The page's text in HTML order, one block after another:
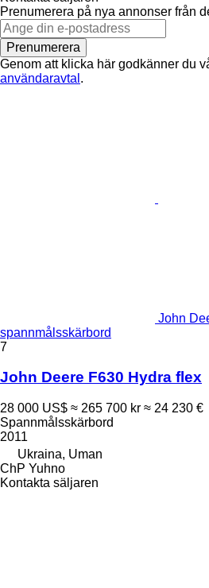
Prenumerera på nya annonser från
Prenumerera
Genom att klicka här godkänner du
användaravtal .
John
spannmålsskärbord
7
John Deere F630 Hydra flex
28 000 US$ ≈ 265 700 kr ≈ 24 230 €
Spannmålsskärbord
2011
Ukraina, Uman
ChP Yuhno
Kontakta säljaren